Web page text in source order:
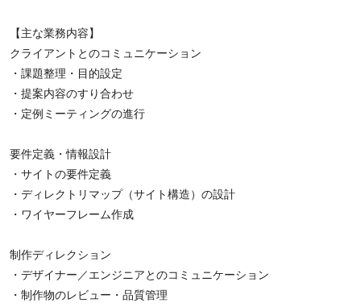
【主な業務内容】
クライアントとのコミュニケーション
・課題整理・目的設定
・提案内容のすり合わせ
・定例ミーティングの進行
要件定義・情報設計
・サイトの要件定義
・ディレクトリマップ（サイト構造）の設計
・ワイヤーフレーム作成
制作ディレクション
・デザイナー／エンジニアとのコミュニケーション
・制作物のレビュー・品質管理